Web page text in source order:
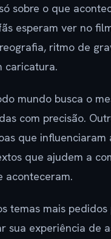
sobre o que
esperam ver no
ritmo de
caricatura.
mundo busca o
com precisão.
que
que ajudem a
aconteceram.
temas mais
sua experiência de